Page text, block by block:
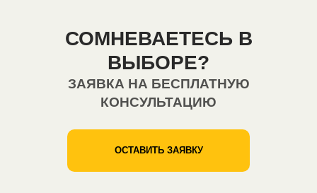
СОМНЕВАЕТЕСЬ В
ВЫБОРЕ?
ЗАЯВКА НА БЕСПЛАТНУЮ
КОНСУЛЬТАЦИЮ
ОСТАВИТЬ ЗАЯВКУ